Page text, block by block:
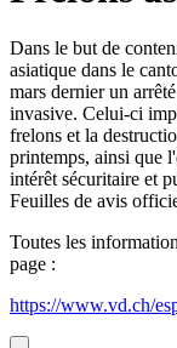
Dans le but de
asiatique dans le
mars dernier un
invasive. Celui-ci
frelons et la
printemps, ainsi que
intérêt sécuritaire et
Feuilles de avis
Toutes les
page :
https://www.vd.ch/